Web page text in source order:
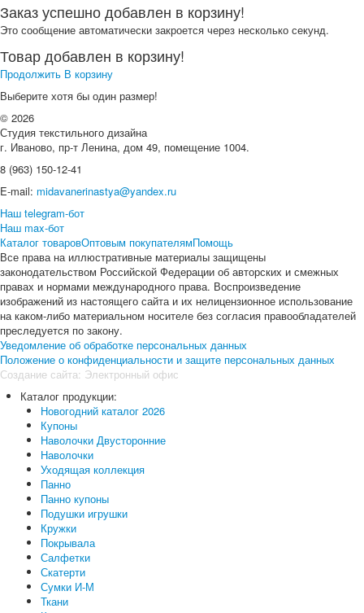
Заказ успешно добавлен в корзину!
Это сообщение автоматически закроется через несколько секунд.
Товар добавлен в корзину!
Продолжить В корзину
Выберите хотя бы один размер!
© 2026
Студия текстильного дизайна
г. Иваново, пр-т Ленина, дом 49, помещение 1004.
8 (963) 150-12-41
E-mail: midavanerinastya@yandex.ru
Наш telegram-бот
Наш max-бот
Каталог товаровОптовым покупателямПомощь
Все права на иллюстративные материалы защищены
законодательством Российской Федерации об авторских и смежных
правах и нормами международного права. Воспроизведение
изображений из настоящего сайта и их нелицензионное использование
на каком-либо материальном носителе без согласия правообладателей
преследуется по закону.
Уведомление об обработке персональных данных
Положение о конфиденциальности и защите персональных данных
Создание сайта: Электронный офис
Каталог продукции:
Новогодний каталог 2026
Купоны
Наволочки Двусторонние
Наволочки
Уходящая коллекция
Панно
Панно купоны
Подушки игрушки
Кружки
Покрывала
Салфетки
Скатерти
Сумки И-М
Ткани